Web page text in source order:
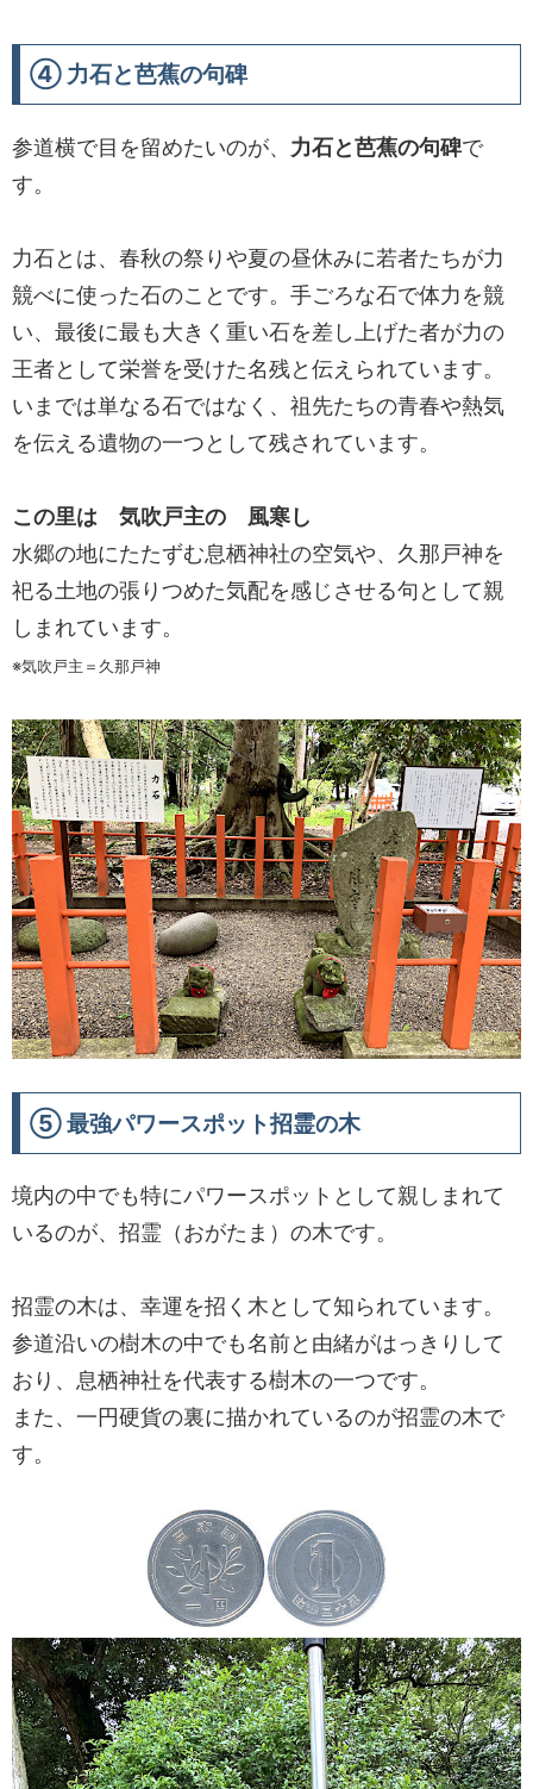
④ 力石と芭蕉の句碑
参道横で目を留めたいのが、 力石と芭蕉の句碑で
す。
力石とは、春秋の祭りや夏の昼休みに若者たちが力
競べに使った石のことです。手ごろな石で体力を競
い、最後に最も大きく重い石を差し上げた者が力の
王者として栄誉を受けた名残と伝えられています。
いまでは単なる石ではなく、祖先たちの青春や熱気
を伝える遺物の一つとして残されています。
この里は 気吹戸主の 風寒し
水郷の地にたたずむ息栖神社の空気や、久那戸神を
祀る土地の張りつめた気配を感じさせる句として親
しまれています。
※気吹戸主＝久那戸神
⑤ 最強パワースポット招霊の木
境内の中でも特にパワースポットとして親しまれて
いるのが、招霊（おがたま）の木です。
招霊の木は、幸運を招く木として知られています。
参道沿いの樹木の中でも名前と由緒がはっきりして
おり、息栖神社を代表する樹木の一つです。
また、一円硬貨の裏に描かれているのが招霊の木で
す。